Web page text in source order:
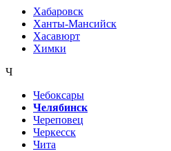
Хабаровск
Ханты-Мансийск
Хасавюрт
Химки
Ч
Чебоксары
Челябинск
Череповец
Черкесск
Чита